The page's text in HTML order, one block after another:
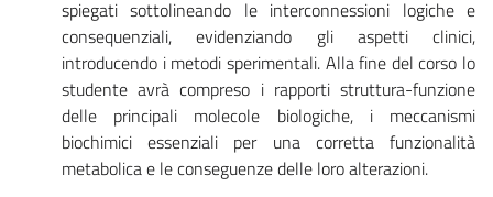
spiegati sottolineando le interconnessioni logiche e
consequenziali, evidenziando gli aspetti clinici,
introducendo i metodi sperimentali. Alla fine del corso lo
studente avrà compreso i rapporti struttura-funzione
delle principali molecole biologiche, i meccanismi
biochimici essenziali per una corretta funzionalità
metabolica e le conseguenze delle loro alterazioni.